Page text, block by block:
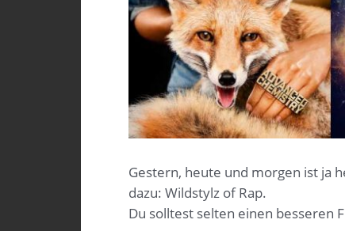
Gestern, heute und morgen ist ja
dazu: Wildstylz of Rap.
Du solltest selten einen besseren